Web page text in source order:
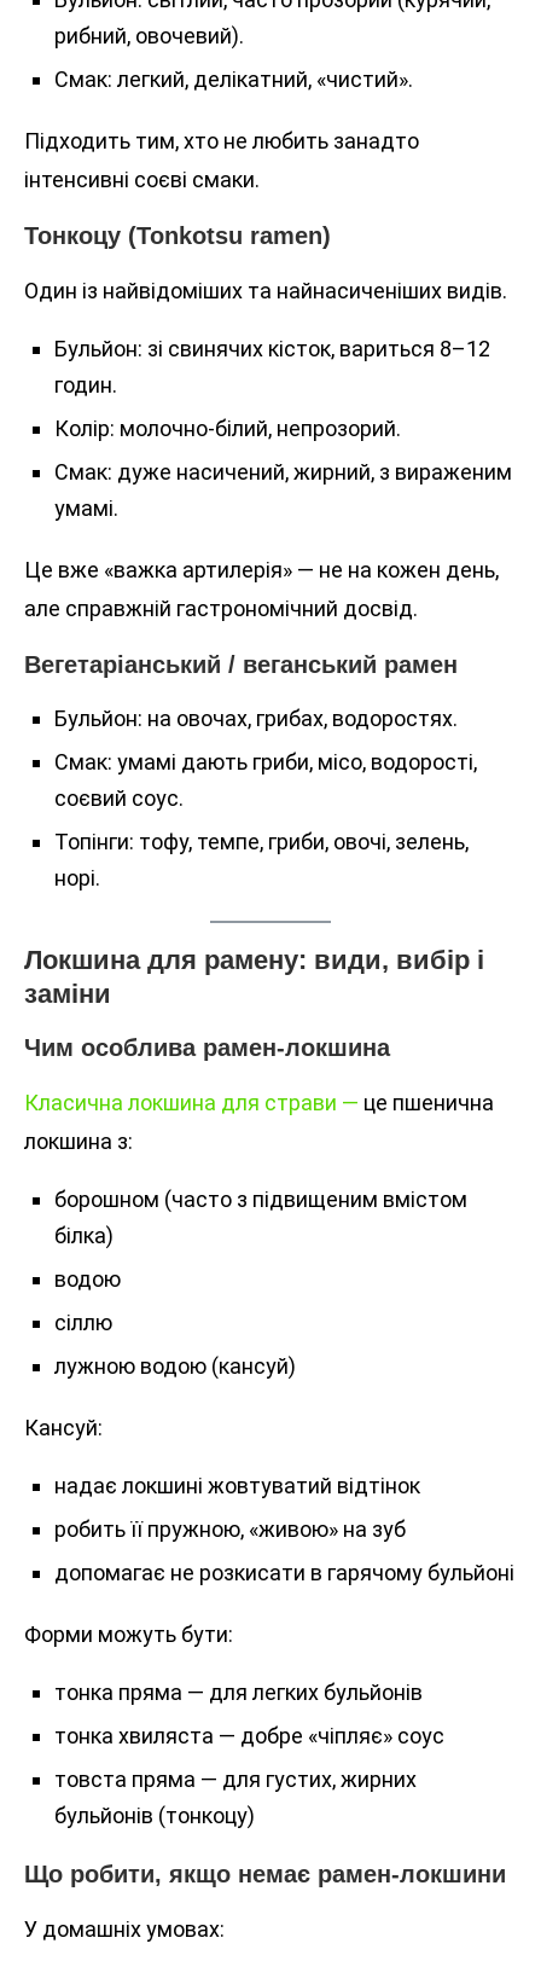
рибний, овочевий).
Смак: легкий, делікатний, «чистий».
Підходить тим, хто не любить занадто
інтенсивні соєві смаки.
Тонкоцу (Tonkotsu ramen)
Один із найвідоміших та найнасиченіших видів.
Бульйон: зі свинячих кісток, вариться 8–12
годин.
Колір: молочно-білий, непрозорий.
Смак: дуже насичений, жирний, з вираженим
умамі.
Це вже «важка артилерія» — не на кожен день,
але справжній гастрономічний досвід.
Вегетаріанський / веганський рамен
Бульйон: на овочах, грибах, водоростях.
Смак: умамі дають гриби, місо, водорості,
соєвий соус.
Топінги: тофу, темпе, гриби, овочі, зелень,
норі.
Локшина для рамену: види, вибір і
заміни
Чим особлива рамен-локшина
Класична локшина для страви — це пшенична
локшина з:
борошном (часто з підвищеним вмістом
білка)
водою
сіллю
лужною водою (кансуй)
Кансуй:
надає локшині жовтуватий відтінок
робить її пружною, «живою» на зуб
допомагає не розкисати в гарячому бульйоні
Форми можуть бути:
тонка пряма — для легких бульйонів
тонка хвиляста — добре «чіпляє» соус
товста пряма — для густих, жирних
бульйонів (тонкоцу)
Що робити, якщо немає рамен-локшини
У домашніх умовах: